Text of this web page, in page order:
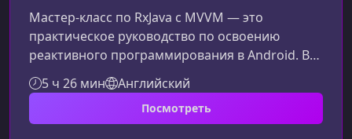
Мастер-класс по RxJava с MVVM — это
практическое руководство по освоению
реактивного программирования в Android. В
этом курсе вы шаг за шагом изучите, как
эффективно использовать RxJava, Kotlin, MVVM
и архитектурные компоненты Android для
создания быстрых, стабильных и
5 ч 26 мин Английский
Посмотреть